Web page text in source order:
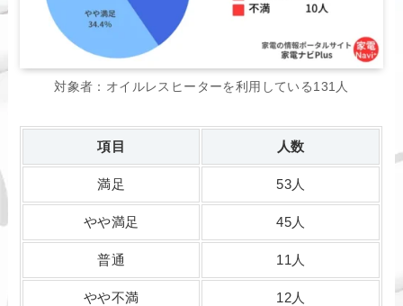
対象者：オイルレスヒーターを利用している131人
項目 人数
満足 53人
やや満足 45人
普通 11人
やや不満 12人